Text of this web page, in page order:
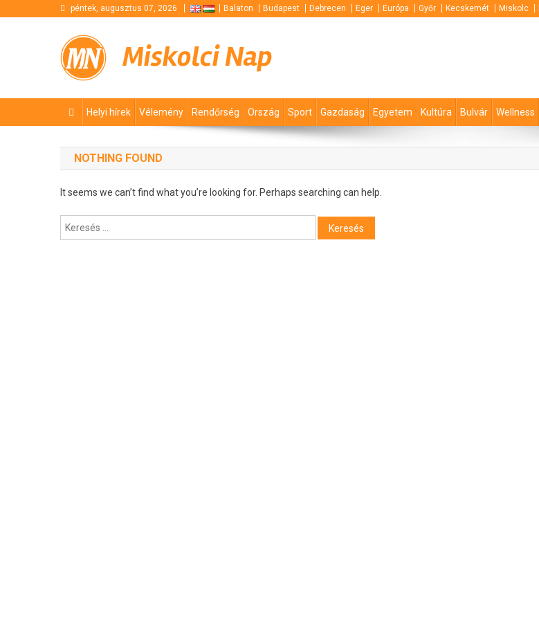
péntek, augusztus 07, 2026 Balaton Budapest Debrecen Eger Európa Győr Kecskemét Miskolc
Miskolci Nap
Helyi hírek Vélemény Rendőrség Ország Sport Gazdaság Egyetem Kultúra Bulvár Wellness
NOTHING FOUND
It seems we can’t find what you’re looking for. Perhaps searching can help.
Keresés: